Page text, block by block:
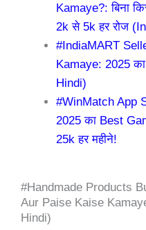
Kamaye?: बिना
2k से 5k हर रोज
#IndiaMART
Kamaye: 2025
Hindi)
#WinMatch App
2025 का Best
25k हर महीने!
#Handmade Products
Aur Paise Kaise
Hindi)